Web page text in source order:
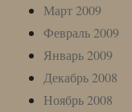
Март 2009
Февраль 2009
Январь 2009
Декабрь 2008
Ноябрь 2008